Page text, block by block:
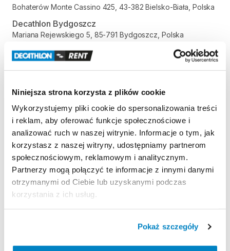
Niniejsza strona korzysta z plików cookie
Wykorzystujemy pliki cookie do spersonalizowania treści
i reklam, aby oferować funkcje społecznościowe i
analizować ruch w naszej witrynie. Informacje o tym, jak
korzystasz z naszej witryny, udostępniamy partnerom
społecznościowym, reklamowym i analitycznym.
Partnerzy mogą połączyć te informacje z innymi danymi
otrzymanymi od Ciebie lub uzyskanymi podczas
korzystania z ich usług.
Pokaż szczegóły
Bohaterów Monte Cassino 425, 43-382 Bielsko-Biała, Polska
Decathlon Bydgoszcz
Mariana Rejewskiego 5, 85-791 Bydgoszcz, Polska
Decathlon Bytom
Aleja Jana Nowaka-Jeziorańskiego 29, 41-923 Bytom, Polska
Szczęśliwa 1, 80-176 Gdańsk, Polska
Decathlon Gdańsk Przymorze
Obrońców Wybrzeża 1, 80-398 Gdańsk, Polska
Decathlon Gliwice
Aleja Jana Nowaka-Jeziorańskiego 7, 44-102 Gliwice, Polska
Decathlon Gniezno
Gdańska 112, 62-200 Gniezno, Polska
Decathlon Inowrocław
aleja Niepodległości 35, 88-100 Inowrocław, Polska
Aleja Jana Pawła II 17, 58-500 Jelenia Góra, Polska
Decathlon Kalisz